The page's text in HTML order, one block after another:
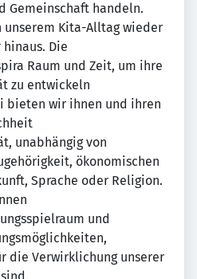
Gemeinschaft handeln.
unserem Kita-Alltag wieder
Die
Raum und Zeit, um ihre
zu entwickeln
bieten wir ihnen und ihren
unabhängig von
ökonomischen
Sprache oder Religion.
und
die Verwirklichung unserer